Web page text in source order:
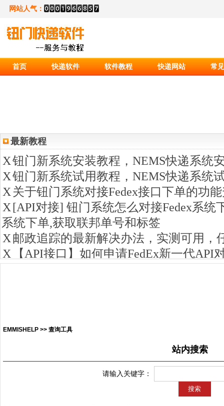
网站人气：
首页 快递软件 软件教程 快递网站 常
最新教程
EMMISHELP >> 查询工具
站内搜索
请输入关键字：